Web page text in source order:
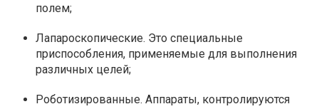
полем;
Лапароскопические. Это специальные
приспособления, применяемые для выполнения
различных целей;
Роботизированные. Аппараты, контролируются